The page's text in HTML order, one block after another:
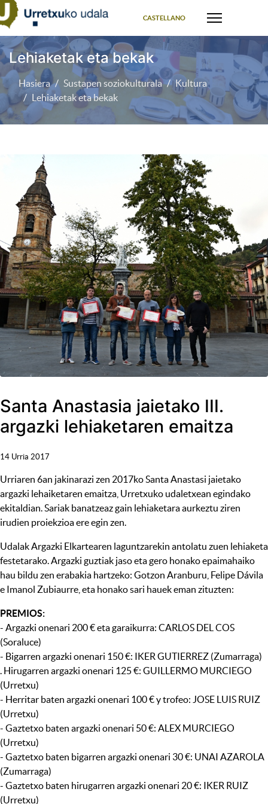
CASTELLANO
Lehiaketak eta bekak
Hasiera Sustapen soziokulturala
Kultura
Lehiaketak eta bekak
Santa Anastasia jaietako III.
argazki lehiaketaren emaitza
14 Urria 2017
Urriaren 6an jakinarazi zen 2017ko Santa Anastasi jaietako
argazki lehaiketaren emaitza, Urretxuko udaletxean egindako
ekitaldian. Sariak banatzeaz gain lehiaketara aurkeztu ziren
irudien proiekzioa ere egin zen.
Udalak Argazki Elkartearen laguntzarekin antolatu zuen lehiaketa
festetarako. Argazki guztiak jaso eta gero honako epaimahaiko
hau bildu zen erabakia hartzeko: Gotzon Aranburu, Felipe Dávila
e Imanol Zubiaurre, eta honako sari hauek eman zituzten:
PREMIOS:
- Argazki onenari 200 € eta garaikurra: CARLOS DEL COS
(Soraluce)
- Bigarren argazki onenari 150 €: IKER GUTIERREZ (Zumarraga)
. Hirugarren argazki onenari 125 €: GUILLERMO MURCIEGO
(Urretxu)
- Herritar baten argazki onenari 100 € y trofeo: JOSE LUIS RUIZ
(Urretxu)
- Gaztetxo baten argazki onenari 50 €: ALEX MURCIEGO
(Urretxu)
- Gaztetxo baten bigarren argazki onenari 30 €: UNAI AZAROLA
(Zumarraga)
- Gaztetxo baten hirugarren argazki onenari 20 €: IKER RUIZ
(Urretxu)